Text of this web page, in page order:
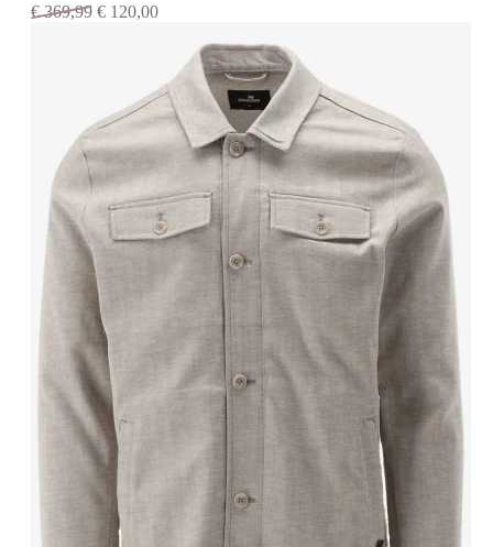
€369,99 € 120,00